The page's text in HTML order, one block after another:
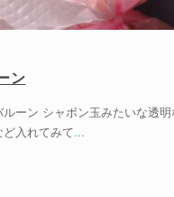
ン
ーン シャボン玉みたいな透
入れてみて...